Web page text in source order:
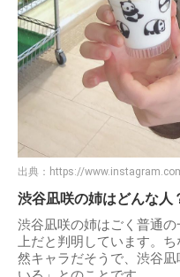
出典： https://
渋谷凪咲の姉はどんな人
渋谷凪咲の姉はごく普通
上だと判明しています。
然キャラだそうで、渋谷